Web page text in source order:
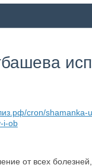
cron/
i-ob
от всех